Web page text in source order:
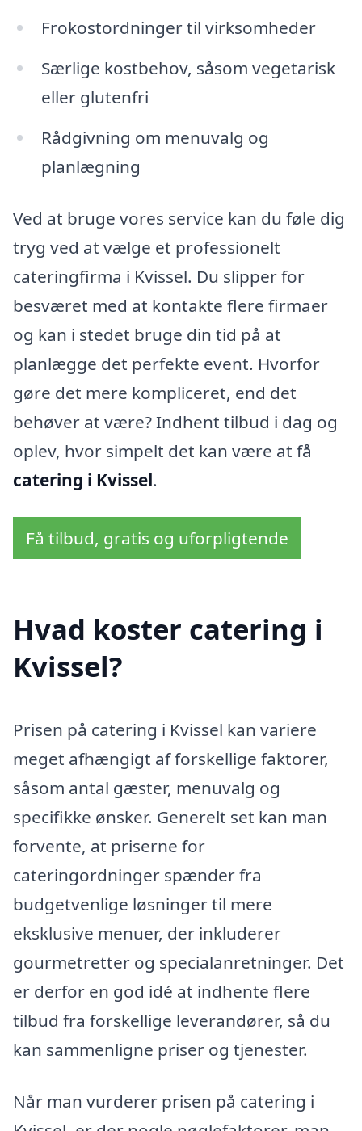
Frokostordninger til virksomheder
Særlige kostbehov, såsom vegetarisk
eller glutenfri
Rådgivning om menuvalg og
planlægning
Ved at bruge vores service kan du føle dig
tryg ved at vælge et professionelt
cateringfirma i Kvissel. Du slipper for
besværet med at kontakte flere firmaer
og kan i stedet bruge din tid på at
planlægge det perfekte event. Hvorfor
gøre det mere kompliceret, end det
behøver at være? Indhent tilbud i dag og
oplev, hvor simpelt det kan være at få
catering i Kvissel.
Få tilbud, gratis og uforpligtende
Hvad koster catering i
Kvissel?
Prisen på catering i Kvissel kan variere
meget afhængigt af forskellige faktorer,
såsom antal gæster, menuvalg og
specifikke ønsker. Generelt set kan man
forvente, at priserne for
cateringordninger spænder fra
budgetvenlige løsninger til mere
eksklusive menuer, der inkluderer
gourmetretter og specialanretninger. Det
er derfor en god idé at indhente flere
tilbud fra forskellige leverandører, så du
kan sammenligne priser og tjenester.
Når man vurderer prisen på catering i